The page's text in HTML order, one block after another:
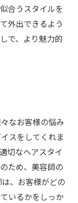
合うスタイルを
外出できるよう
で、より魅力的
なお客様の悩み
スをしてくれま
切なヘアスタイ
ため、美容師の
、お客様がどの
いるかをしっか